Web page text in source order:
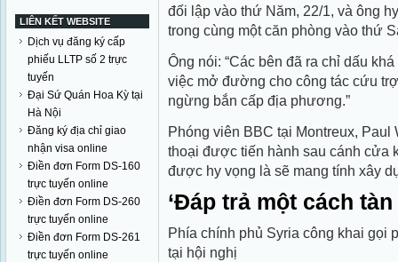
LIÊN KẾT WEBSITE
Dịch vụ đăng ký cấp
phiếu LLTP số 2 trực
tuyến
Đại Sứ Quán Hoa Kỳ tại
Hà Nội
Đăng ký địa chỉ giao
nhận visa online
Điền đơn Form DS-160
trực tuyến online
Điền đơn Form DS-260
trực tuyến online
Điền đơn Form DS-261
trực tuyến online
đối lập vào thứ Năm, 22/1, và ông
trong cùng một căn phòng vào thứ
Ông nói: “Các bên đã ra chỉ dấu
việc mở đường cho công tác cứu
ngừng bắn cấp địa phương.”
Phóng viên BBC tại Montreux, Paul
thoại được tiến hành sau cánh cửa
được hy vọng là sẽ mang tính xây
‘Đáp trả một cách tàn
Phía chính phủ Syria công khai gọi
tại hội nghị